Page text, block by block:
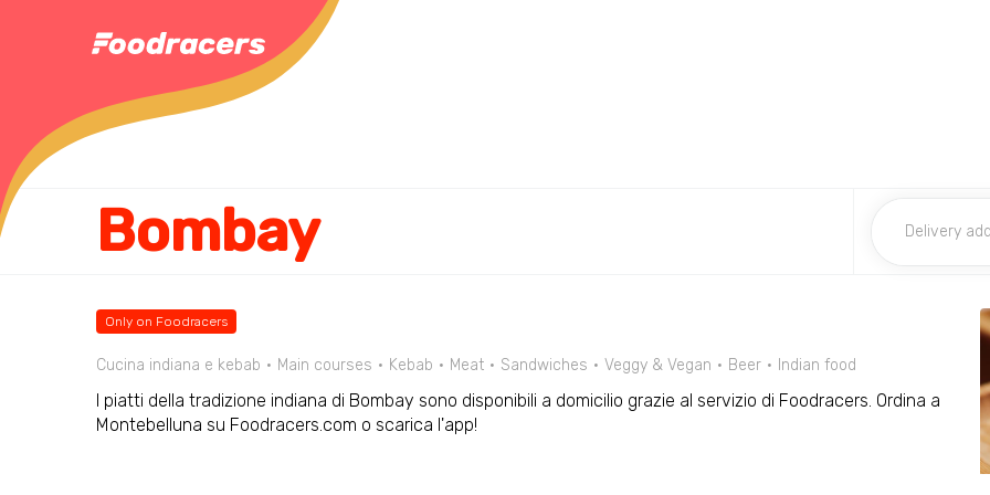
Bombay
Only on Foodracers
Cucina indiana e kebab Main courses Kebab Meat Sandwiches Veggy & Vegan Beer Indian food
I piatti della tradizione indiana di Bombay sono disponibili a domicilio grazie al servizio di Foodracers. Ordina a
Montebelluna su Foodracers.com o scarica l'app!